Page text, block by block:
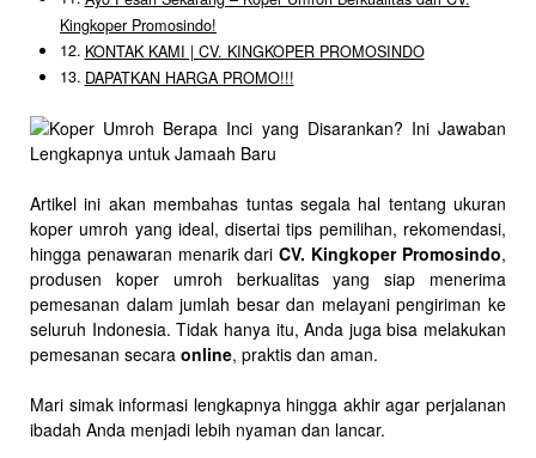
Kingkoper Promosindo!
KONTAK KAMI | CV. KINGKOPER PROMOSINDO
DAPATKAN HARGA PROMO!!!
Artikel ini akan membahas tuntas segala hal tentang ukuran
koper umroh yang ideal, disertai tips pemilihan, rekomendasi,
hingga penawaran menarik dariCV. Kingkoper Promosindo,
produsen koper umroh berkualitas yang siap menerima
pemesanan dalam jumlah besar dan melayani pengiriman ke
seluruh Indonesia. Tidak hanya itu, Anda juga bisa melakukan
pemesanan secara online, praktis dan aman.
Mari simak informasi lengkapnya hingga akhir agar perjalanan
ibadah Anda menjadi lebih nyaman dan lancar.